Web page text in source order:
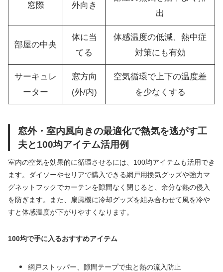
窓際 外向き
出
部屋の中央
体に当
てる
体感温度の低減、熱中症
対策にも有効
サーキュレ
ーター
窓方向
(外/内)
空気循環で上下の温度差
を少なくする
窓外・室内風向きの最適化で熱気を逃がす工
夫と100均アイテム活用例
室内の空気を効果的に循環させるには、100均アイテムも活用でき
ます。ダイソーやセリアで購入できる網戸用換気グッズや強力マ
グネットフックでカーテンを隙間なく閉じると、余分な熱の侵入
を防ぎます。また、扇風機に冷却グッズを組み合わせて風を冷や
すと体感温度が下がりやすくなります。
100均で手に入るおすすめアイテム
網戸ストッパー、隙間テープで虫と熱の流入防止